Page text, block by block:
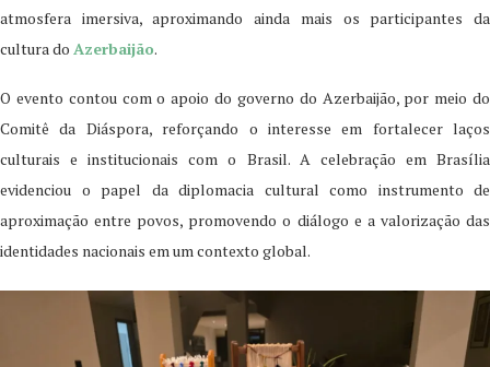
atmosfera imersiva, aproximando ainda mais os participantes da
cultura do Azerbaijão.
O evento contou com o apoio do governo do Azerbaijão, por meio do
Comitê da Diáspora, reforçando o interesse em fortalecer laços
culturais e institucionais com o Brasil. A celebração em Brasília
evidenciou o papel da diplomacia cultural como instrumento de
aproximação entre povos, promovendo o diálogo e a valorização das
identidades nacionais em um contexto global.